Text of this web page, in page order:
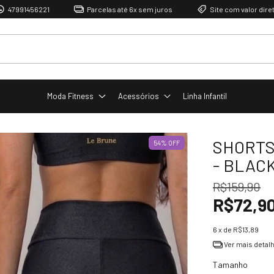
Parcelas até 6x sem juros Site com valor direto de fábrica
Moda Fitness Acessórios Linha Infantil
54% OFF
-
R$159,90
6 x de R$13,89
Ver mais
Tamanho